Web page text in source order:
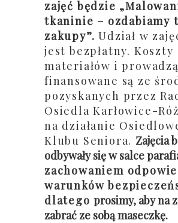
zajęć będzie
tkaninie – ozdabiamy
zakupy”. Udział w
jest bezpłatny. Koszty
materiałów i
finansowane są ze
pozyskanych przez
Osiedla Karłowice-
na działanie
Klubu Seniora. Zajęcia
odbywały się w salce
zachowaniem
warunków
dlategoprosimy, aby na
zabrać ze sobą maseczkę.